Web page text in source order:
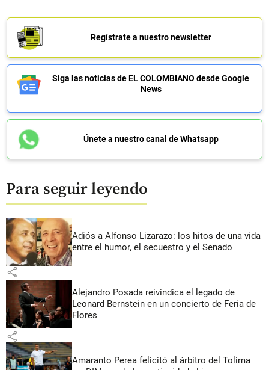
Regístrate a nuestro newsletter
Siga las noticias de EL COLOMBIANO desde Google
News
Únete a nuestro canal de Whatsapp
Para seguir leyendo
Adiós a Alfonso Lizarazo: los hitos de una vida
entre el humor, el secuestro y el Senado
share
Alejandro Posada reivindica el legado de
Leonard Bernstein en un concierto de Feria de
Flores
share
Amaranto Perea felicitó al árbitro del Tolima